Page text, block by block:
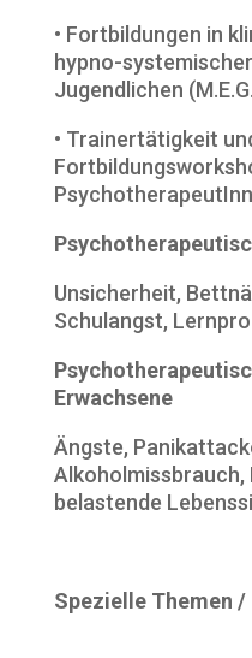
• Fortbildungen in
hypno-
Jugendlichen
• Trainertätigkeit
Unsicherheit,
Schulangst,
Erwachsene
Ängste,
Alkoholmissbrauch,
belastende
Spezielle Themen /